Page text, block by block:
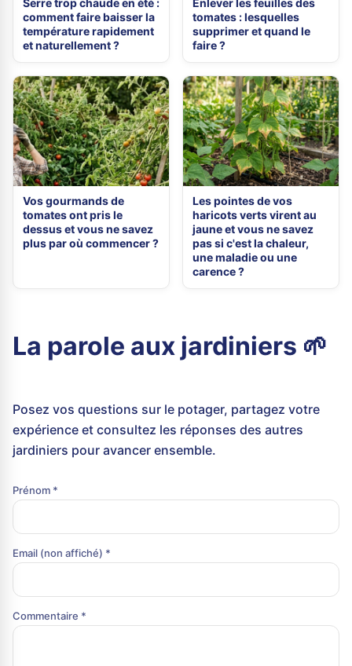
Serre trop chaude en été :
comment faire baisser la
température rapidement
et naturellement ?
Enlever les feuilles des
tomates : lesquelles
supprimer et quand le
faire ?
Vos gourmands de
tomates ont pris le
dessus et vous ne savez
plus par où commencer ?
Les pointes de vos
haricots verts virent au
jaune et vous ne savez
pas si c'est la chaleur,
une maladie ou une
carence ?
La parole aux jardiniers 🌱
Posez vos questions sur le potager, partagez votre
expérience et consultez les réponses des autres
jardiniers pour avancer ensemble.
Prénom *
Email (non affiché) *
Commentaire *